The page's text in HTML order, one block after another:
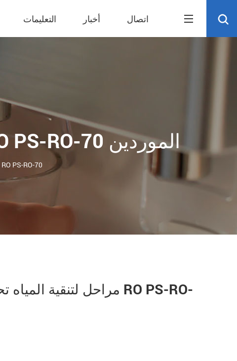
التعليمات أخبار اتصال
5/6 مراحل لتنقية المياه تحت المغسلة نظام RO PS-RO-70 الموردين
5/6 مراحل لتنقية المياه تحت المغسلة نظام RO PS-RO-70